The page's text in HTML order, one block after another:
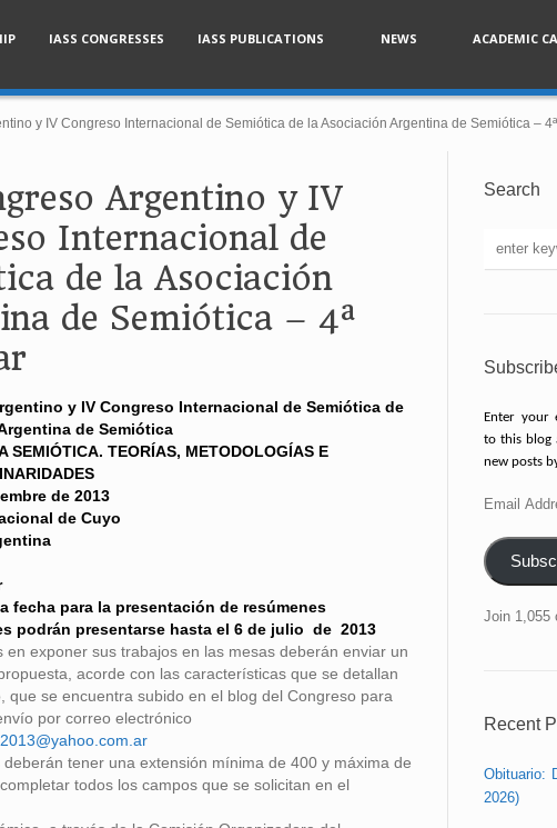
IASS CONGRESSES IASS PUBLICATIONS NEWS ACADEMIC
y IV Congreso Internacional de Semiótica de la Asociación Argentina de Semiótica –
Argentino y IV
Internacional de
de la Asociación
de Semiótica – 4ª
y IV Congreso Internacional de Semiótica de
de Semiótica
SEMIÓTICA. TEORÍAS, METODOLOGÍAS E
de 2013
de Cuyo
fecha para la presentación de resúmenes
podrán presentarse hasta el 6 de julio de 2013
en exponer sus trabajos en las mesas deberán enviar un
acorde con las características que se detallan
que se encuentra subido en el blog del Congreso para
por correo electrónico
deberán tener una extensión mínima de 400 y máxima de
todos los campos que se solicitan en el
Search
Enter your
to this blog
new posts
Email
Join 1,055
Recent
Obituario:
2026)